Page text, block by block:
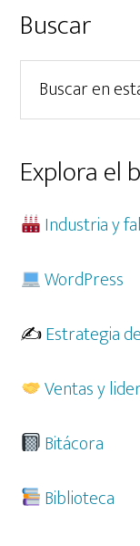
Barra
lateral
principal
Buscar
esta
web
Explora el
Industria y
WordPress
✍️Estrategia
Ventas y
Bitácora
Biblioteca